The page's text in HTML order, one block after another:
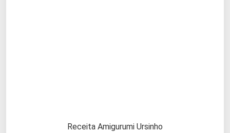
Receita Amigurumi Ursinho